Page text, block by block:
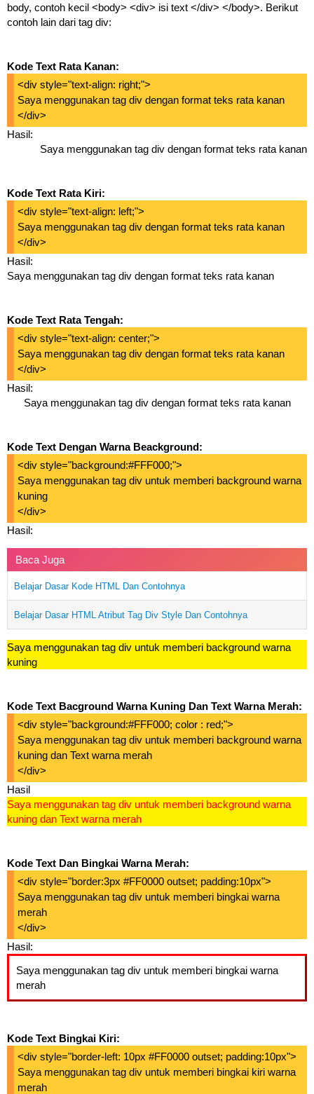
body, contoh kecil <body> <div> isi text </div> </body>. Berikut
contoh lain dari tag div:
Kode Text Rata Kanan:
<div style="text-align: right;">
Saya menggunakan tag div dengan format teks rata kanan
</div>
Hasil:
Saya menggunakan tag div dengan format teks rata kanan
Kode Text Rata Kiri:
<div style="text-align: left;">
Saya menggunakan tag div dengan format teks rata kanan
</div>
Hasil:
Saya menggunakan tag div dengan format teks rata kanan
Kode Text Rata Tengah:
<div style="text-align: center;">
Saya menggunakan tag div dengan format teks rata kanan
</div>
Hasil:
Saya menggunakan tag div dengan format teks rata kanan
Kode Text Dengan Warna Beackground:
<div style="background:#FFF000;">
Saya menggunakan tag div untuk memberi background warna
kuning
</div>
Hasil:
Baca Juga
Belajar Dasar Kode HTML Dan Contohnya
Belajar Dasar HTML Atribut Tag Div Style Dan Contohnya
Saya menggunakan tag div untuk memberi background warna
kuning
Kode Text Bacground Warna Kuning Dan Text Warna Merah:
<div style="background:#FFF000; color : red;">
Saya menggunakan tag div untuk memberi background warna
kuning dan Text warna merah
</div>
Hasil
Saya menggunakan tag div untuk memberi background warna
kuning dan Text warna merah
Kode Text Dan Bingkai Warna Merah:
<div style="border:3px #FF0000 outset; padding:10px">
Saya menggunakan tag div untuk memberi bingkai warna
merah
</div>
Hasil:
Saya menggunakan tag div untuk memberi bingkai warna
merah
Kode Text Bingkai Kiri:
<div style="border-left: 10px #FF0000 outset; padding:10px">
Saya menggunakan tag div untuk memberi bingkai kiri warna
merah